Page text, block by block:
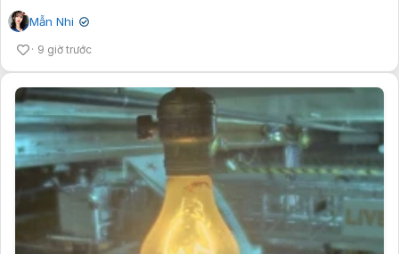
Mẫn Nhi ✔
9 giờ trước